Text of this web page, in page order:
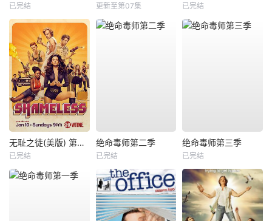
已完结 更新至第07集 已完结
无耻之徒(美版) 第六季
已完结
绝命毒师第二季
已完结
绝命毒师第三季
已完结